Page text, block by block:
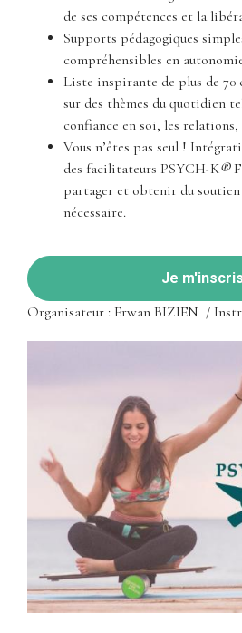
de ses compétences et la
Supports pédagogiques
compréhensibles en
Liste inspirante de plus de 70
sur des thèmes du quotidien
confiance en soi, les
Vous n’êtes pas seul !
des facilitateurs PSYCH-K®
partager et obtenir du soutien
nécessaire.
Je m'inscris
Organisateur : Erwan BIZIEN /